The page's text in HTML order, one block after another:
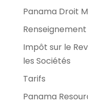
Panama Droit
Renseignement
Impôt sur le
les Sociétés
Tarifs
Panama